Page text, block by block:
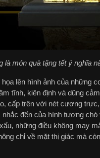
là món quà tặng tết ý nghĩa
lên hình ảnh của những
tĩnh, kiên định và dũng
cấp trên với nét cương
đến của hình tượng
những điều không may
chỉ về mặt thị giác mà